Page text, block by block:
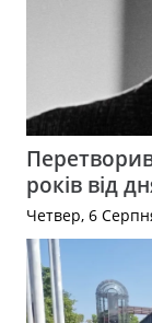
років від
Четвер, 6